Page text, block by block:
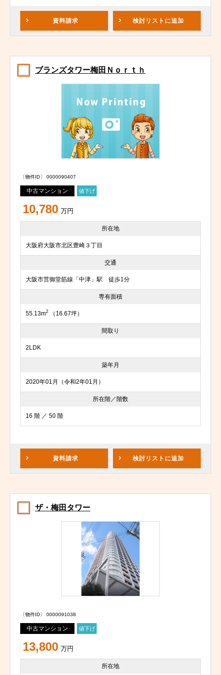
資料請求 検討リスト に追加
ブランズタワー梅田Ｎｏｒｔｈ
〔物件ID〕 0000090407
中古マンション 値下げ
10,780 万円
所在地
大阪府大阪市北区豊崎３丁目
交通
大阪市営御堂筋線「中津」駅 徒歩1分
専有面積
55.13m2 （16.67坪）
間取り
2LDK
築年月
2020年01月（令和2年01月）
所在階／階数
16 階 ／ 50 階
資料請求 検討リスト に追加
ザ・梅田タワー
〔物件ID〕 0000091038
中古マンション 値下げ
13,800 万円
所在地